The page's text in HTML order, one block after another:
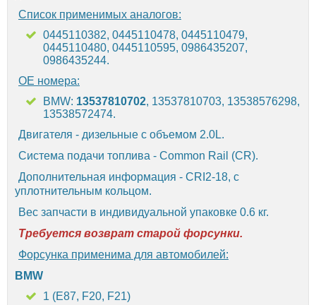
Список применимых аналогов:
0445110382, 0445110478, 0445110479,
0445110480, 0445110595, 0986435207,
0986435244.
OE номера:
BMW: 13537810702, 13537810703, 13538576298,
13538572474.
Двигателя - дизельные c объемом 2.0L.
Система подачи топлива - Common Rail (CR).
Дополнительная информация - CRI2-18, с
уплотнительным кольцом.
Вес запчасти в индивидуальной упаковке 0.6 кг.
Требуется возврат старой форсунки.
Форсунка применима для автомобилей:
BMW
1 (E87, F20, F21)